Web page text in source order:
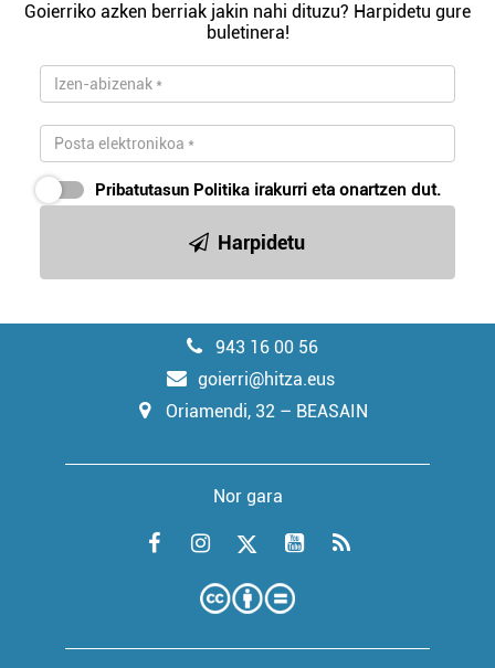
Goierriko azken berriak jakin nahi dituzu? Harpidetu gure
buletinera!
Pribatutasun Politika irakurri eta onartzen dut.
Harpidetu
943 16 00 56
goierri@hitza.eus
Oriamendi, 32 – BEASAIN
Nor gara